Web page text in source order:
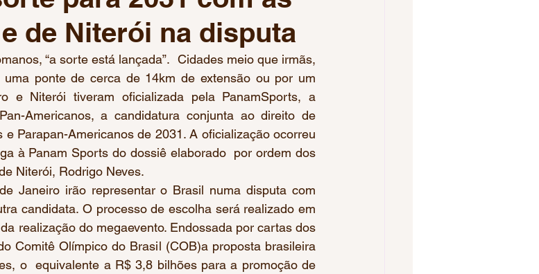
Mundial de Natação Paralímpica Voleibol Feminino
Basquete Pré-Olímpico de Vôlei Copa do Brasil
Críquete Jogos Pan-Americanos 2023
de Niterói na disputa
“a sorte está lançada”.  Cidades meio que irmãs,
ponte de cerca de 14km de extensão ou por um
e Niterói tiveram oficializada pela PanamSports, a
Americanos, a candidatura conjunta ao direito de
Parapan-Americanos de 2031. A oficialização ocorreu
à Panam Sports do dossiê elaborado  por ordem dos
Niterói, Rodrigo Neves.
irão representar o Brasil numa disputa com
candidata. O processo de escolha será realizado em
realização do megaevento. Endossada por cartas dos
Comitê Olímpico do Brasil (COB)a proposta brasileira
o  equivalente a R$ 3,8 bilhões para a promoção de